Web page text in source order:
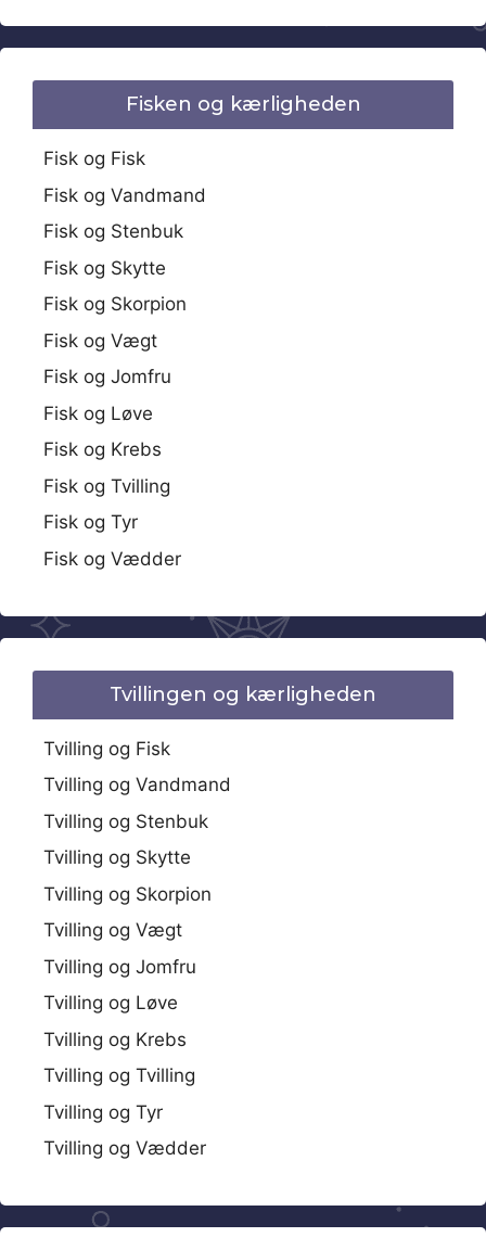
Fisken og kærligheden
Fisk og Fisk
Fisk og Vandmand
Fisk og Stenbuk
Fisk og Skytte
Fisk og Skorpion
Fisk og Vægt
Fisk og Jomfru
Fisk og Løve
Fisk og Krebs
Fisk og Tvilling
Fisk og Tyr
Fisk og Vædder
Tvillingen og kærligheden
Tvilling og Fisk
Tvilling og Vandmand
Tvilling og Stenbuk
Tvilling og Skytte
Tvilling og Skorpion
Tvilling og Vægt
Tvilling og Jomfru
Tvilling og Løve
Tvilling og Krebs
Tvilling og Tvilling
Tvilling og Tyr
Tvilling og Vædder